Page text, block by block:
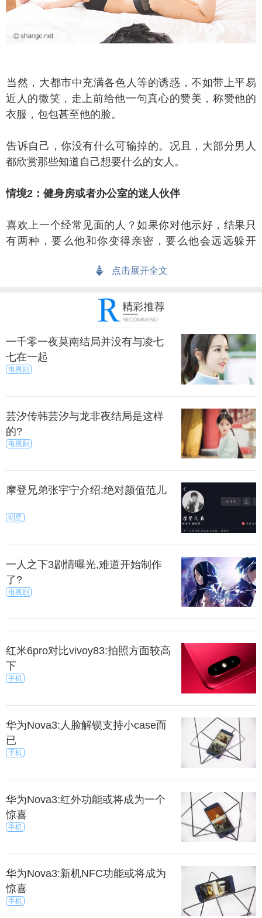
，大都市中充满各色人等的诱惑，不如带上平易
近人的微笑，走上前给他一句真心的赞美，称赞他的
衣服，包包甚至他的脸。
自己，你没有什么可输掉的。况且，大部分男人
都欣赏那些知道自己想要什么的女人。
2：健身房或者办公室的迷人伙伴
上一个经常见面的人？如果你对他示好，结果只
有两种，要么他和你变得亲密，要么他会远远躲开
就要积极给出一些微妙的暗示，比如碰一下他的胳
说一个不好笑的笑话时捧场地笑，或者直接请他
帮忙，请教他解决某个问题等等。如果他不是百年一
3：第一次约会过后的暧昧对象
你们已经私底下一起出去过了，那么如果他继续
以主动问他下周或者周末计划干什么。如果他没
有立即回应你的邀约，那么就冷静下来，等待一两个
星期，期间不要联系他，直到他来邀约你。
下一页
秀目网 /探索 /文化
点击展开全文
一千零一夜莫南结局并没有与凌七
七在一起
电视剧
芸汐传韩芸汐与龙非夜结局是这样
的?
电视剧
摩登兄弟张宇宁介绍:绝对颜值范儿
明星
一人之下3剧情曝光,难道开始制作
了?
电视剧
红米6pro对比vivoy83:拍照方面较高
下
手机
华为Nova3:人脸解锁支持小case而
已
手机
华为Nova3:红外功能或将成为一个
惊喜
手机
华为Nova3:新机NFC功能或将成为
惊喜
手机